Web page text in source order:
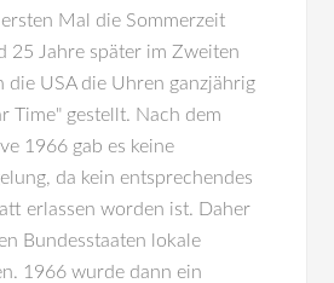
Mal die Sommerzeit
25 Jahre später im Zweiten
die USA die Uhren ganzjährig
Time" gestellt. Nach dem
1966 gab es keine
da kein entsprechendes
erlassen worden ist. Daher
Bundesstaaten lokale
1966 wurde dann ein